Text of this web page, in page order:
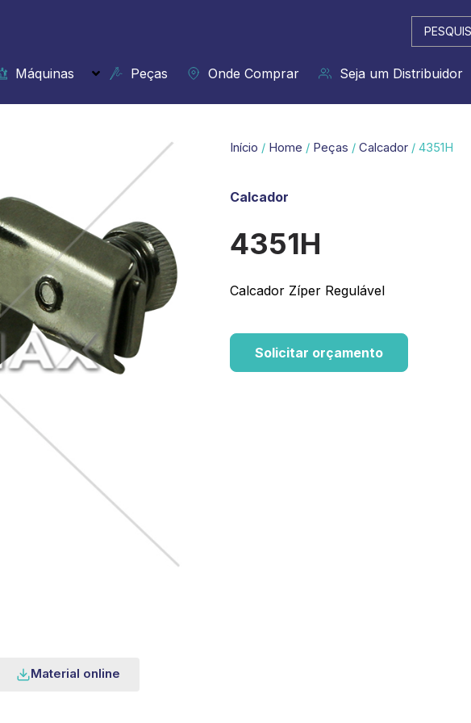
Pesquisar
...
Máquinas Peças Onde Comprar Seja um Distribuidor
Material online
Início / Home / Peças / Calcador / 4351H
Calcador
4351H
Calcador Zíper Regulável
Solicitar orçamento